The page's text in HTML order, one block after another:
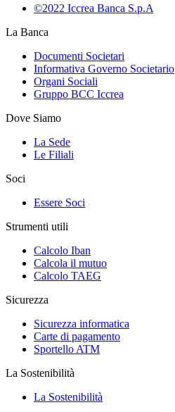
©2022 Iccrea Banca S.p.A
La Banca
Documenti Societari
Informativa Governo Societario
Organi Sociali
Gruppo BCC Iccrea
Dove Siamo
La Sede
Le Filiali
Soci
Essere Soci
Strumenti utili
Calcolo Iban
Calcola il mutuo
Calcolo TAEG
Sicurezza
Sicurezza informatica
Carte di pagamento
Sportello ATM
La Sostenibilità
La Sostenibilità